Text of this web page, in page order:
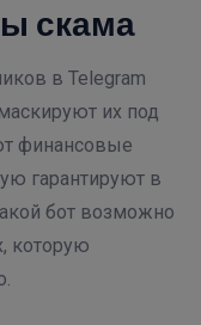
скама
в Telegram
их под
финансовые
гарантируют в
бот возможно
которую